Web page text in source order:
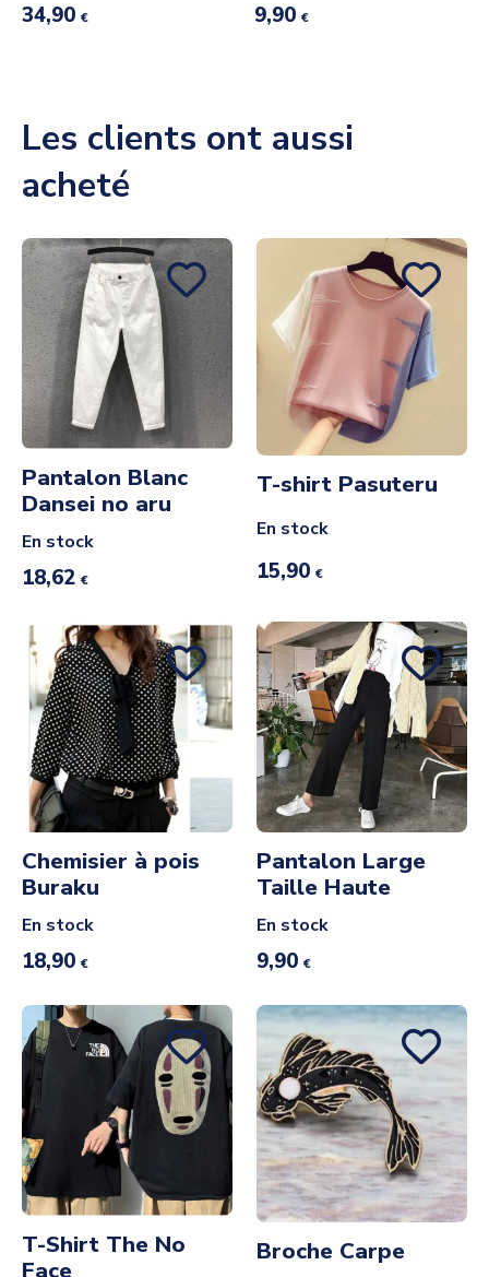
34,90 € 9,90 €
Les clients ont aussi
acheté
Pantalon Blanc
Dansei no aru
En stock
18,62 €
T-shirt Pasuteru
En stock
15,90 €
Chemisier à pois
Buraku
En stock
18,90 €
Pantalon Large
Taille Haute
En stock
9,90 €
T-Shirt The No
Face
Broche Carpe